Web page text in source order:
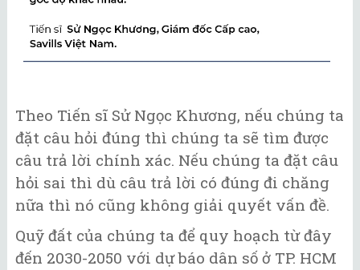
Theo Tiến sĩ Sử Ngọc Khương, nếu chúng ta
đặt câu hỏi đúng thì chúng ta sẽ tìm được
câu trả lời chính xác. Nếu chúng ta đặt câu
hỏi sai thì dù câu trả lời có đúng đi chăng
nữa thì nó cũng không giải quyết vấn đề.
Quỹ đất của chúng ta để quy hoạch từ đây
đến 2030-2050 với dự báo dân số ở TP. HCM